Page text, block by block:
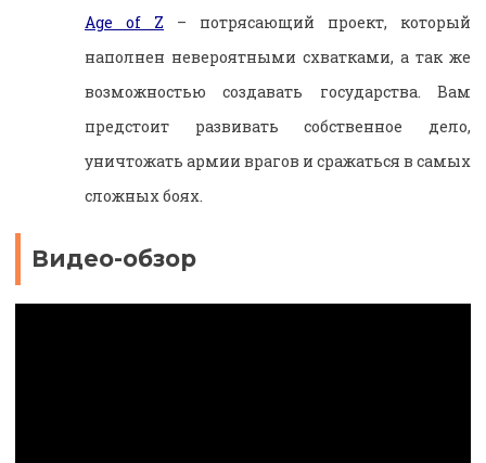
Age of Z – потрясающий проект, который
наполнен невероятными схватками, а так же
возможностью создавать государства. Вам
предстоит развивать собственное дело,
уничтожать армии врагов и сражаться в самых
сложных боях.
Видео-обзор